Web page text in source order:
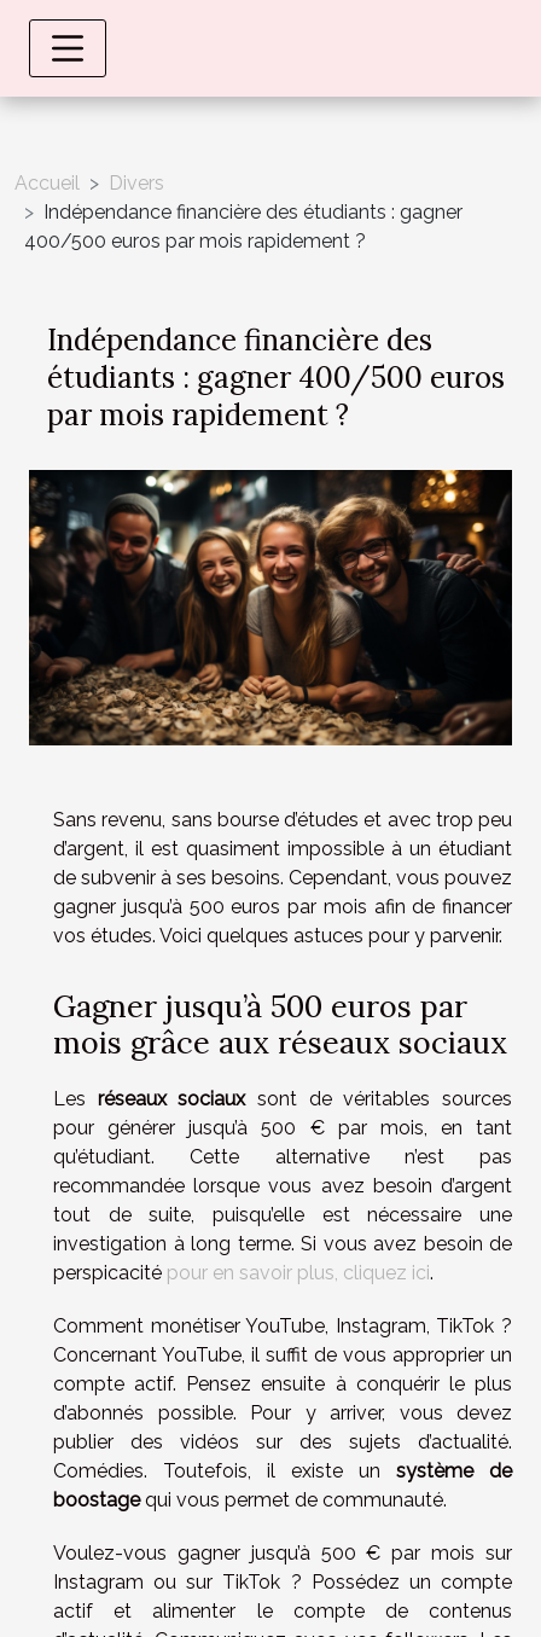
Accueil
Divers
Indépendance financière des étudiants : gagner
400/500 euros par mois rapidement ?
Indépendance financière des
étudiants : gagner 400/500 euros
par mois rapidement ?
Sans revenu, sans bourse d’études et avec trop peu
d’argent, il est quasiment impossible à un étudiant
de subvenir à ses besoins. Cependant, vous pouvez
gagner jusqu’à 500 euros par mois afin de financer
vos études. Voici quelques astuces pour y parvenir.
Gagner jusqu’à 500 euros par
mois grâce aux réseaux sociaux
Les réseaux sociauxsont de véritables sources
pour générer jusqu’à 500 € par mois, en tant
qu’étudiant. Cette alternative n’est pas
recommandée lorsque vous avez besoin d’argent
tout de suite, puisqu’elle est nécessaire une
investigation à long terme. Si vous avez besoin de
perspicacité pour en savoir plus, cliquez ici.
Comment monétiser YouTube, Instagram, TikTok ?
Concernant YouTube, il suffit de vous approprier un
compte actif. Pensez ensuite à conquérir le plus
d’abonnés possible. Pour y arriver, vous devez
publier des vidéos sur des sujets d’actualité.
Comédies. Toutefois, il existe un système de
boostagequi vous permet de communauté.
Voulez-vous gagner jusqu’à 500 € par mois sur
Instagram ou sur TikTok ? Possédez un compte
actif et alimenter le compte de contenus